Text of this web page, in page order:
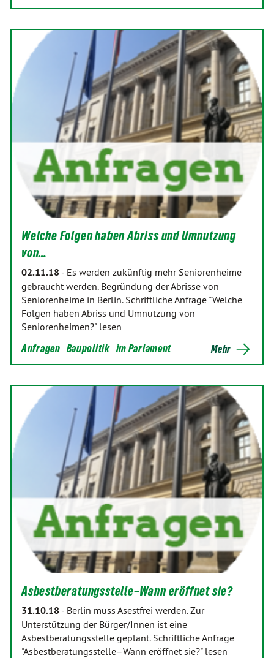
Welche Folgen haben Abriss und Umnutzung
von…
02.11.18 - Es werden zukünftig mehr Seniorenheime
gebraucht werden. Begründung der Abrisse von
Seniorenheime in Berlin. Schriftliche Anfrage "Welche
Folgen haben Abriss und Umnutzung von
Seniorenheimen?" lesen
Anfragen Baupolitik im Parlament Mehr
Asbestberatungsstelle–Wann eröffnet sie?
31.10.18 - Berlin muss Asestfrei werden. Zur
Unterstützung der Bürger/Innen ist eine
Asbestberatungsstelle geplant. Schriftliche Anfrage
"Asbestberatungsstelle–Wann eröffnet sie?" lesen